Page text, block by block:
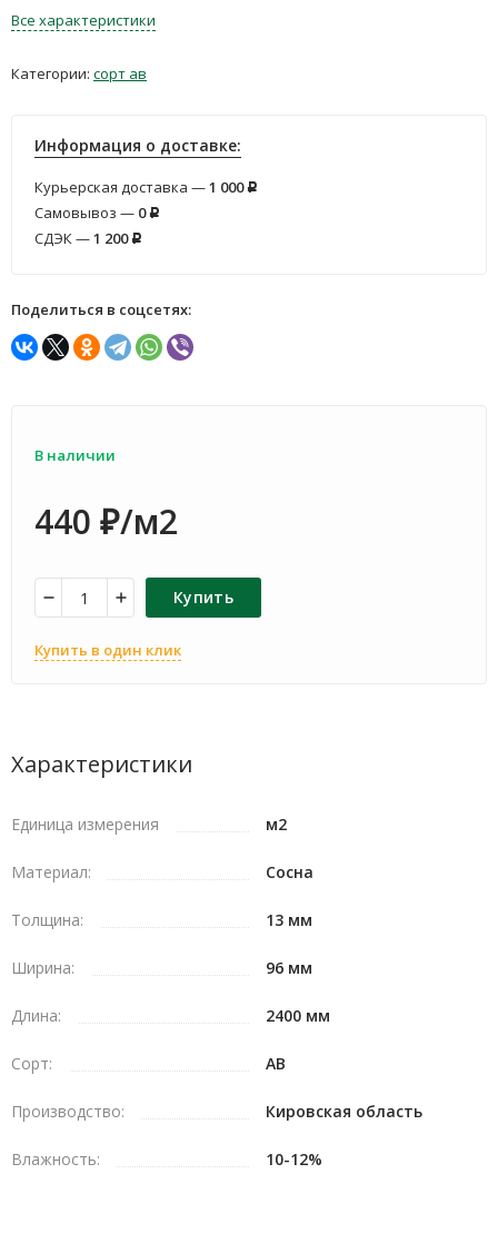
Все характеристики
Категории: сорт ав
Информация о доставке:
Курьерская доставка —1 000 Р
Самовывоз — 0 Р
СДЭК —1 200 Р
Поделиться в соцсетях:
В наличии
440 ₽/м2
Купить
Купить в один клик
Характеристики
Единица измерения м2
Материал: Сосна
Толщина: 13 мм
Ширина: 96 мм
Длина: 2400 мм
Сорт: АВ
Производство: Кировская область
Влажность: 10-12%